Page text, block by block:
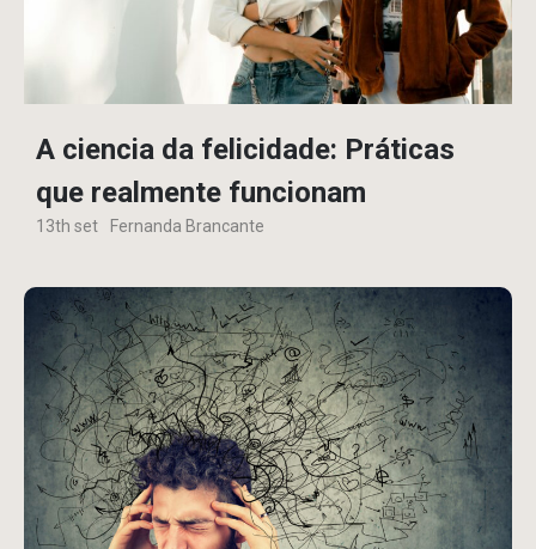
A ciencia da felicidade: Práticas
que realmente funcionam
13th set Fernanda Brancante